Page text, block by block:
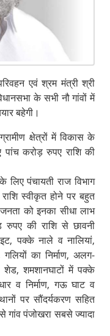
एवं श्रम मंत्री श्री
के सभी नौ गांवों में
बहेगी।
क्षेत्रों में विकास के
पांच करोड़ रुपए राशि की
लिए पंचायती राज विभाग
स्वीकृत होने पर बहुत
जनता को इनका सीधा लाभ
की राशि से छावनी
पक्के नाले व नालियां,
का निर्माण, अलग-
शेड, शमशानघाटों में पक्के
व निर्माण, गऊ घाट व
पर सौंदर्यकरण सहित
गांव पंजोखरा सबसे ज्यादा